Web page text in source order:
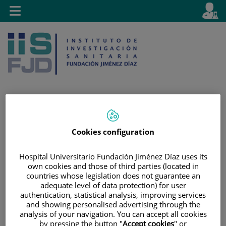
Saltar al contenido
activo
es
Toggle
navigation
Cookies configuration
Hospital Universitario Fundación Jiménez Díaz uses its
own cookies and those of third parties (located in
countries whose legislation does not guarantee an
adequate level of data protection) for user
authentication, statistical analysis, improving services
and showing personalised advertising through the
analysis of your navigation. You can accept all cookies
by pressing the button "Accept cookies" or